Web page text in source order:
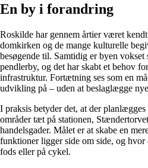
En by i forandring
Roskilde har gennem årtier været
domkirken og de mange kulturelle
besøgende til. Samtidig er byen vokset
pendlerby, og det har skabt et behov
infrastruktur. Fortætning ses som en
udvikling på – uden at beslaglægge
I praksis betyder det, at der
områder tæt på stationen,
handelsgader. Målet er at skabe en
funktioner ligger side om side, og
fods eller på cykel.